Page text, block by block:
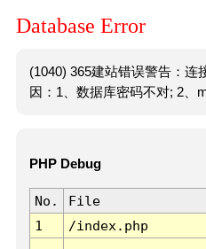
Database Error
(1040) 365建站错误警告：连
因：1、数据库密码不对; 2、
PHP Debug
No. File
1
/index.php